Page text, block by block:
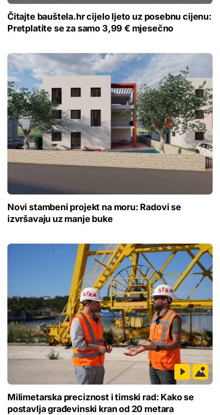
Čitajte bauštela.hr cijelo ljeto uz posebnu cijenu:
Pretplatite se za samo 3,99 € mjesečno
Novi stambeni projekt na moru: Radovi se
izvršavaju uz manje buke
Milimetarska preciznost i timski rad: Kako se
postavlja građevinski kran od 20 metara